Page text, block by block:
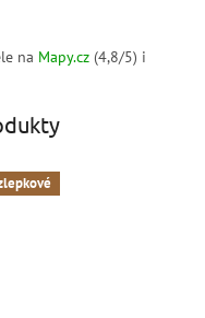
na Mapy.cz (4,8/5) i